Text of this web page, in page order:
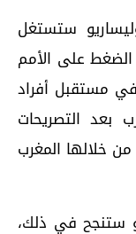
ستستغل
على الأمم
في مستقبل أفراد
بعد التصريحات
خلالها المغرب
ستنجح في ذلك،